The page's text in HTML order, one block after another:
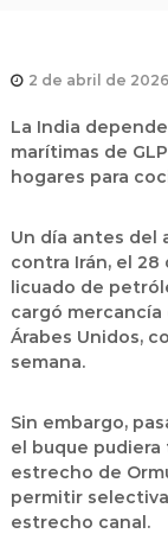
2 de abril de 2026
La India
marítimas de
hogares para
Un día antes del
contra Irán, el
licuado de
cargó mercancía
Árabes Unidos,
semana.
Sin embargo,
el buque
estrecho de
permitir
estrecho canal.